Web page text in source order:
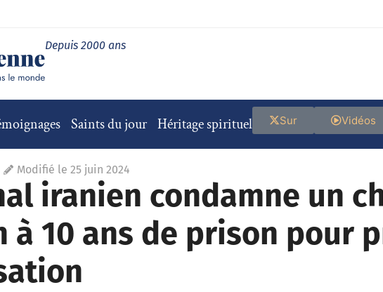
Depuis 2000 ans
Saints du jour Héritage spirituel Vidéos
Sur
Modifié le 25 juin 2024
iranien condamne un
à 10 ans de prison pour